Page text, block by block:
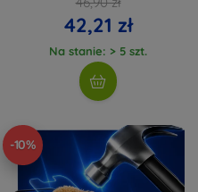
42,21 zł
Na stanie: > 5 szt.
-10%